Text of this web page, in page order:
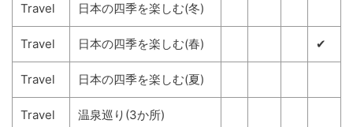
Travel 日本の四季を楽しむ(冬)
Travel 日本の四季を楽しむ(春) ✔
Travel 日本の四季を楽しむ(夏)
Travel 温泉巡り(3か所)